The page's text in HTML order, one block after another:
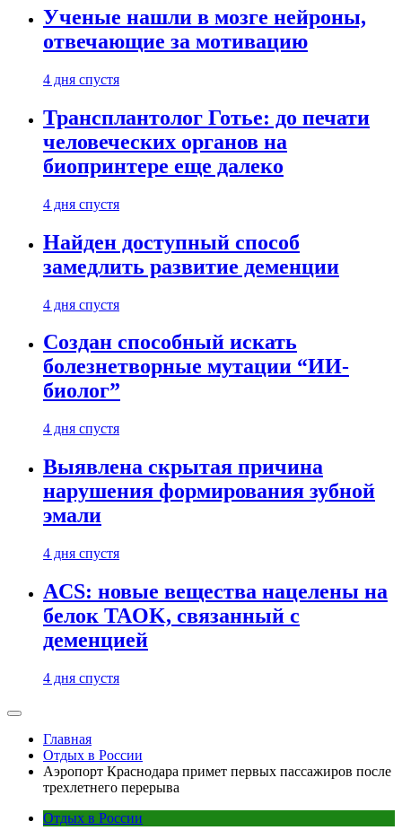
Ученые нашли в мозге нейроны,
отвечающие за мотивацию
4 дня спустя
Трансплантолог Готье: до печати
человеческих органов на
биопринтере еще далеко
4 дня спустя
Найден доступный способ
замедлить развитие деменции
4 дня спустя
Создан способный искать
болезнетворные мутации “ИИ-
биолог”
4 дня спустя
Выявлена скрытая причина
нарушения формирования зубной
эмали
4 дня спустя
ACS: новые вещества нацелены на
белок TAOK, связанный с
деменцией
4 дня спустя
Главная
Отдых в России
Аэропорт Краснодара примет первых пассажиров после
трехлетнего перерыва
Отдых в России